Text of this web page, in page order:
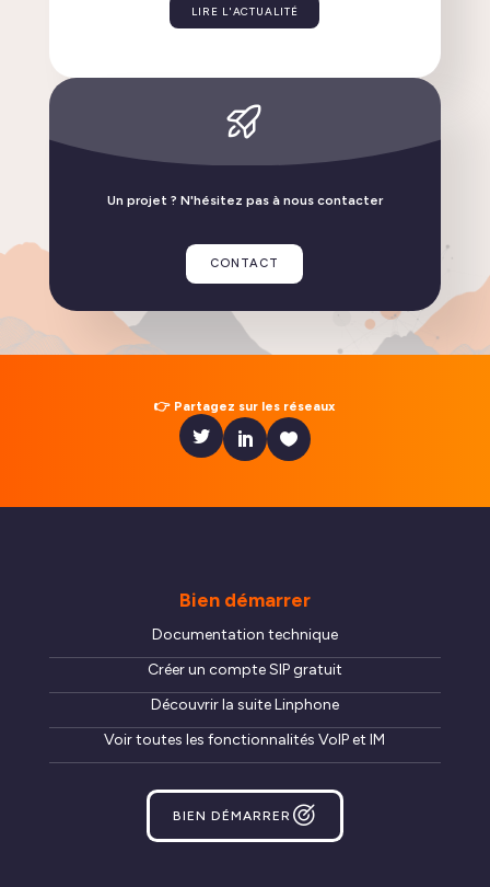
LIRE L'ACTUALITÉ
Flexisip 2.6, découvrez les nouveautés de cette
LIRE L'ACTUALITÉ
LIRE L'ACTUALITÉ
Un projet ? N'hésitez pas à nous contacter
CONTACT
👉 Partagez sur les réseaux
Bien démarrer
Documentation technique
Créer un compte SIP gratuit
Découvrir la suite Linphone
Voir toutes les fonctionnalités VoIP et IM
BIEN DÉMARRER